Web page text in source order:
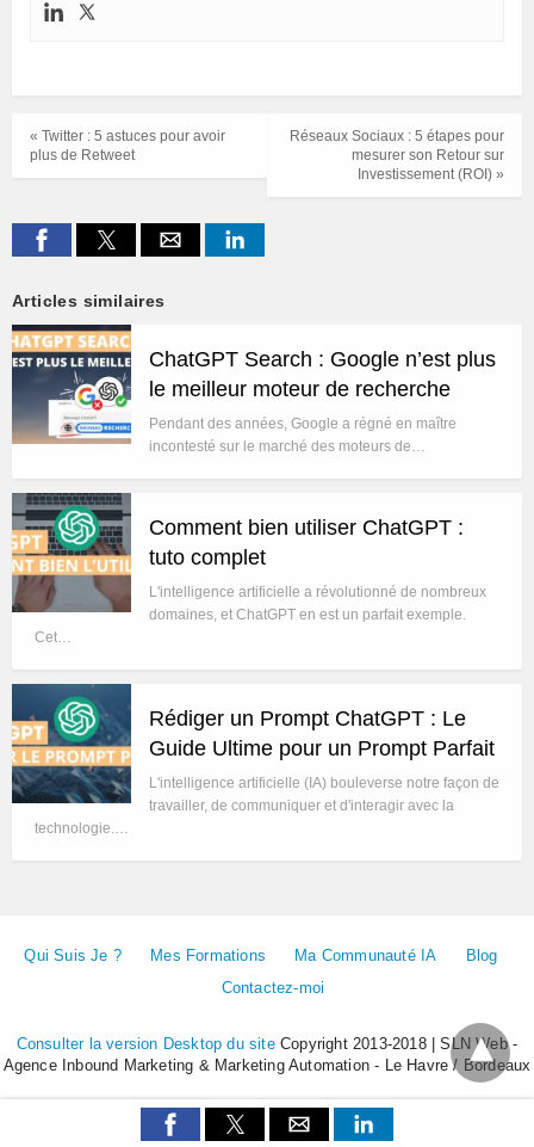
Réseaux Sociaux : 5 étapes pour
mesurer son Retour sur
Investissement (ROI) »
« Twitter : 5 astuces pour avoir
plus de Retweet
Articles similaires
ChatGPT Search : Google n’est plus
le meilleur moteur de recherche
Pendant des années, Google a régné en maître
incontesté sur le marché des moteurs de…
Comment bien utiliser ChatGPT :
tuto complet
L'intelligence artificielle a révolutionné de nombreux
domaines, et ChatGPT en est un parfait exemple.
Cet…
Rédiger un Prompt ChatGPT : Le
Guide Ultime pour un Prompt Parfait
L'intelligence artificielle (IA) bouleverse notre façon de
travailler, de communiquer et d'interagir avec la
technologie.…
Qui Suis Je ? Mes Formations Ma Communauté IA
Blog
Contactez-moi
Consulter la version Desktop du siteCopyright 2013-2018 | SLN Web -
Agence Inbound Marketing & Marketing Automation - Le Havre / Bordeaux